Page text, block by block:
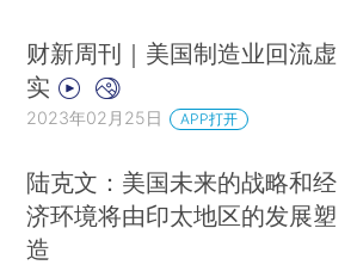
财新周刊｜美国制造业回流虚
实
2023年02月25日 APP打开
陆克文：美国未来的战略和经
济环境将由印太地区的发展塑
造